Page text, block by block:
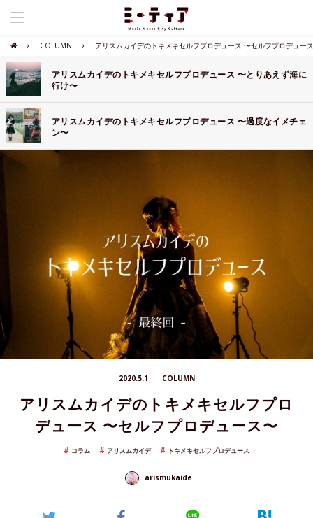
COLUMN アリスムカイデのトキメキセルフプロデュース 〜セルフプロデュー
アリスムカイデのトキメキセルフプロデュース 〜とりあえず海に
行け〜
アリスムカイデのトキメキセルフプロデュース 〜過度なイメチェ
ン〜
2020.5.1 COLUMN
アリスムカイデのトキメキセルフプロ
デュース 〜セルフプロデュース〜
コラム アリスムカイデ トキメキセルフプロデュース
arismukaide